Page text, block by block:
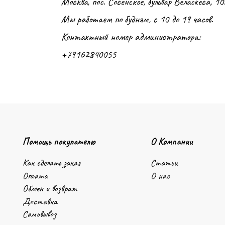
Мы работаем по будням, с 10 до 19 часов.
Контактный номер администратора:
+79162840055
Помощь покупателю
Как сделать заказ
Оплата
Обмен и возврат
Доставка
Самовывоз
О Компании
Статьи
О нас